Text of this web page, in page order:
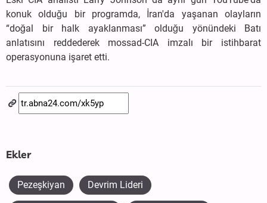
konuk olduğu bir programda, İran'da yaşanan olayların
“doğal bir halk ayaklanması” olduğu yönündeki Batı
anlatısını reddederek mossad-CIA imzalı bir istihbarat
operasyonuna işaret etti.
Ekler
Pezeşkiyan Devrim Lideri